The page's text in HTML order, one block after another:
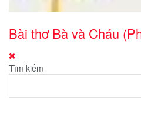
Bài thơ Bà và Cháu
Tìm kiếm